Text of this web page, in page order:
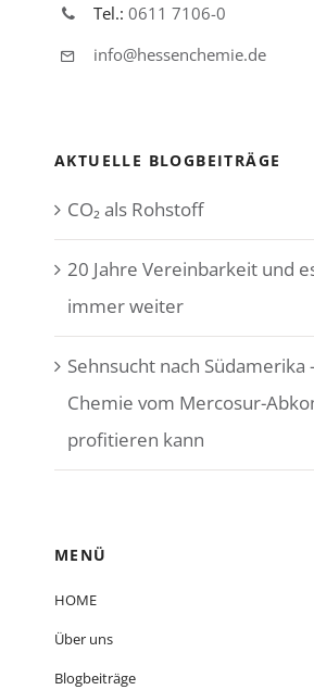
Tel.: 0611 7106-0
info@hessenchemie.de
AKTUELLE BLOGBEITRÄGE
CO₂ als Rohstoff
20 Jahre Vereinbarkeit und
immer weiter
Sehnsucht nach Südamerika
Chemie vom Mercosur-
profitieren kann
MENÜ
HOME
Über uns
Blogbeiträge